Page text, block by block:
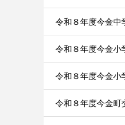
令和８年度今金中
令和８年度今金小
令和８年度今金小
令和８年度今金町